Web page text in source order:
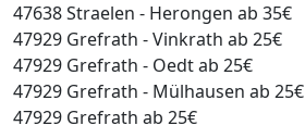
47638 Straelen - Herongen ab 35€
47929 Grefrath - Vinkrath ab 25€
47929 Grefrath - Oedt ab 25€
47929 Grefrath - Mülhausen ab 25€
47929 Grefrath ab 25€